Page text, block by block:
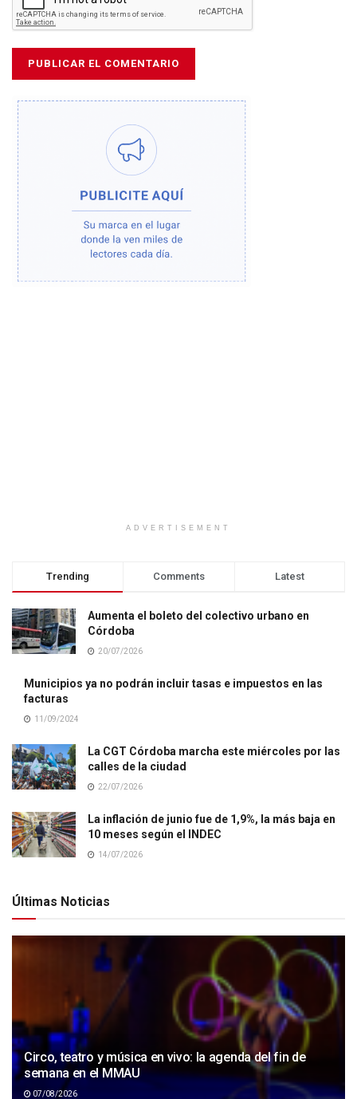
ADVERTISEMENT
Trending Comments Latest
Aumenta el boleto del colectivo urbano en
Córdoba
20/07/2026
Municipios ya no podrán incluir tasas e impuestos en las
facturas
11/09/2024
La CGT Córdoba marcha este miércoles por las
calles de la ciudad
22/07/2026
La inflación de junio fue de 1,9%, la más baja en
10 meses según el INDEC
14/07/2026
Últimas Noticias
Circo, teatro y música en vivo: la agenda del fin de
semana en el MMAU
07/08/2026